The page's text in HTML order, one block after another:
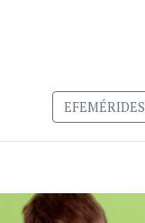
EFEMÉRIDES